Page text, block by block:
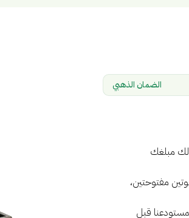
الضمان الذهبي
وسنرد لك مبلغك
مفتوحتين،
قبل